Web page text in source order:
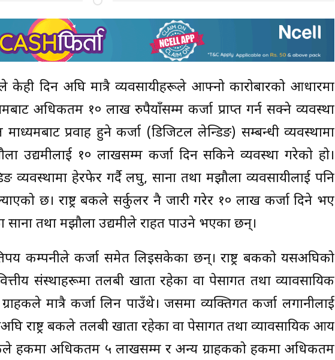
केही दिन अघि मात्रै व्यवसायीहरूले आफ्नो कारोबारको आधारमा
अधिकतम १० लाख रुपैयाँसम्म कर्जा प्राप्त गर्न सक्ने व्यवस्था
माध्यमबाट प्रवाह हुने कर्जा (डिजिटल लेन्डिङ) सम्बन्धी व्यवस्थामा
उद्यमीलाई १० लाखसम्म कर्जा दिन सकिने व्यवस्था गरेको हो।
व्यवस्थामा हेरफेर गर्दै लघु, साना तथा मझौला व्यवसायीलाई पनि
छ। राष्ट्र बैंकले सर्कुलर नै जारी गरेर १० लाख कर्जा दिने भए
साना तथा मझौला उद्यमीले राहत पाउने भएका छन्।
कम्पनीले कर्जा समेत लिइसकेका छन्। राष्ट्र बैंकको यसअघिको
संस्थाहरूमा तलबी खाता रहेका वा पेसागत तथा व्यावसायिक
मात्रै कर्जा लिन पाउँथे। जसमा व्यक्तिगत कर्जा लगानीलाई
राष्ट्र बैंकले तलबी खाता रहेका वा पेसागत तथा व्यावसायिक आय
हकमा अधिकतम ५ लाखसम्म र अन्य ग्राहकको हकमा अधिकतम